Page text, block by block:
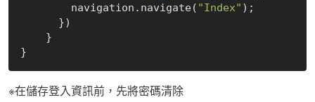
        navigation.navigate(
"Index" );
※在儲存登入資訊前，先將密碼清除